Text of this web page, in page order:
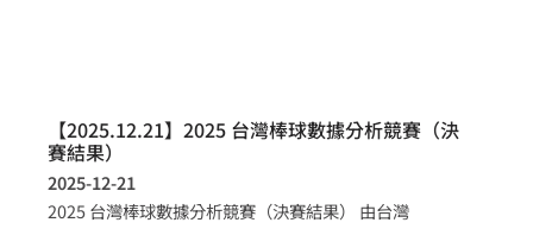
【2025.12.21】2025 台灣棒球數據分析競賽（決
賽結果）
2025-12-21
2025 台灣棒球數據分析競賽（決賽結果） 由台灣